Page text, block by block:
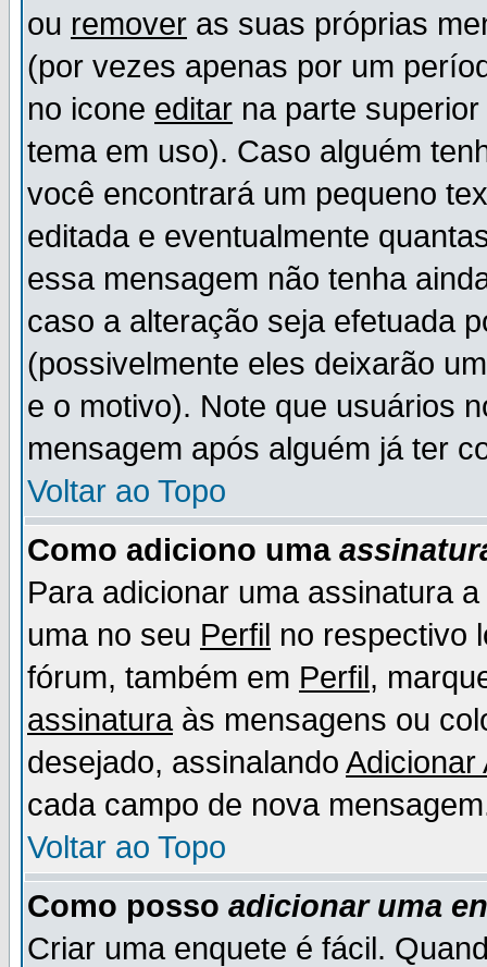
ou remover as suas próprias
(por vezes apenas por um
no icone editar na parte
tema em uso). Caso alguém
você encontrará um pequeno
editada e eventualmente
essa mensagem não tenha
caso a alteração seja efetuada
(possivelmente eles deixarão
e o motivo). Note que usuários
mensagem após alguém já ter
Voltar ao Topo
Como adiciono uma
Para adicionar uma assinatura
uma no seu Perfil no respectivo
fórum, também em Perfil,
assinaturaàs mensagens ou
desejado, assinalando Adicionar
cada campo de nova
Voltar ao Topo
Como posso adicionar uma
Criar uma enquete é fácil.